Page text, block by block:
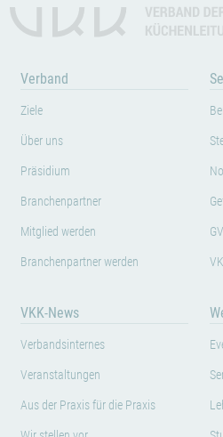
Verband
Ziele
Über uns
Präsidium
Branchenpartner
Mitglied werden
Branchenpartner werden
VKK-News
Verbandsinternes
Veranstaltungen
Aus der Praxis für die Praxis